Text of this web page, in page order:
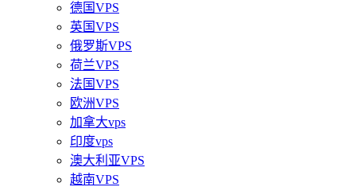
德国VPS
英国VPS
俄罗斯VPS
荷兰VPS
法国VPS
欧洲VPS
加拿大vps
印度vps
澳大利亚VPS
越南VPS